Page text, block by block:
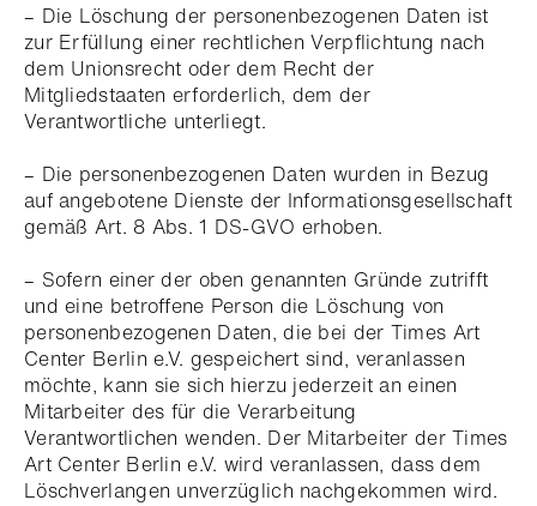
– Die Löschung der personenbezogenen Daten ist
zur Erfüllung einer rechtlichen Verpflichtung nach
dem Unionsrecht oder dem Recht der
Mitgliedstaaten erforderlich, dem der
Verantwortliche unterliegt.
– Die personenbezogenen Daten wurden in Bezug
auf angebotene Dienste der Informationsgesellschaft
gemäß Art. 8 Abs. 1 DS-GVO erhoben.
– Sofern einer der oben genannten Gründe zutrifft
und eine betroffene Person die Löschung von
personenbezogenen Daten, die bei der Times Art
Center Berlin e.V. gespeichert sind, veranlassen
möchte, kann sie sich hierzu jederzeit an einen
Mitarbeiter des für die Verarbeitung
Verantwortlichen wenden. Der Mitarbeiter der Times
Art Center Berlin e.V. wird veranlassen, dass dem
Löschverlangen unverzüglich nachgekommen wird.